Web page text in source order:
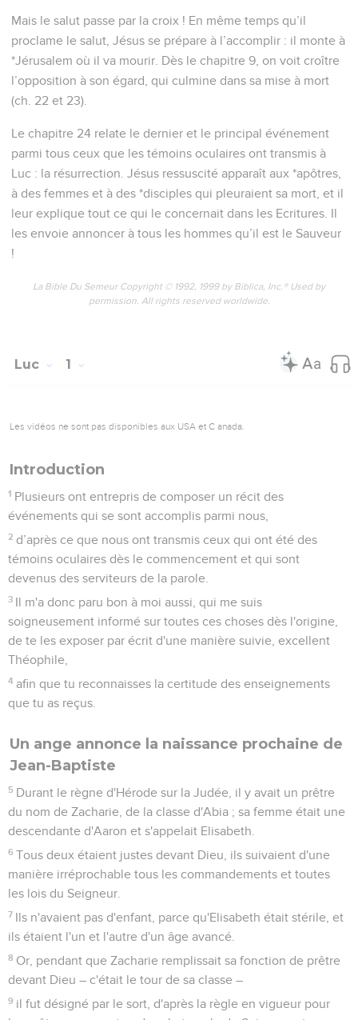
Mais le salut passe par la croix ! En même temps qu’il
proclame le salut, Jésus se prépare à l’accomplir : il monte à
*Jérusalem où il va mourir. Dès le chapitre 9, on voit croître
l’opposition à son égard, qui culmine dans sa mise à mort
(ch. 22 et 23).
Le chapitre 24 relate le dernier et le principal événement
parmi tous ceux que les témoins oculaires ont transmis à
Luc : la résurrection. Jésus ressuscité apparaît aux *apôtres,
à des femmes et à des *disciples qui pleuraient sa mort, et il
leur explique tout ce qui le concernait dans les Ecritures. Il
les envoie annoncer à tous les hommes qu’il est le Sauveur
!
La Bible Du Semeur Copyright © 1992, 1999 by Biblica, Inc.® Used by
permission. All rights reserved worldwide.
Luc 1
Les vidéos ne sont pas disponibles aux USA et C anada.
Introduction
1 Plusieurs ont entrepris de composer un récit des
événements qui se sont accomplis parmi nous,
2 d’après ce que nous ont transmis ceux qui ont été des
témoins oculaires dès le commencement et qui sont
devenus des serviteurs de la parole.
3 Il m'a donc paru bon à moi aussi, qui me suis
soigneusement informé sur toutes ces choses dès l'origine,
de te les exposer par écrit d'une manière suivie, excellent
Théophile,
4 afin que tu reconnaisses la certitude des enseignements
que tu as reçus.
Un ange annonce la naissance prochaine de
Jean-Baptiste
5 Durant le règne d'Hérode sur la Judée, il y avait un prêtre
du nom de Zacharie, de la classe d'Abia ; sa femme était une
descendante d'Aaron et s'appelait Elisabeth.
6 Tous deux étaient justes devant Dieu, ils suivaient d'une
manière irréprochable tous les commandements et toutes
les lois du Seigneur.
7 Ils n'avaient pas d'enfant, parce qu'Elisabeth était stérile, et
ils étaient l'un et l'autre d'un âge avancé.
8 Or, pendant que Zacharie remplissait sa fonction de prêtre
devant Dieu – c'était le tour de sa classe –
9 il fut désigné par le sort, d'après la règle en vigueur pour